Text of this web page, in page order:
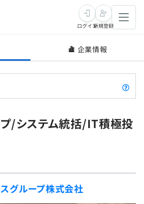
ログイン新規登録
企業情報
/システム統括/IT積極投
グループ株式会社